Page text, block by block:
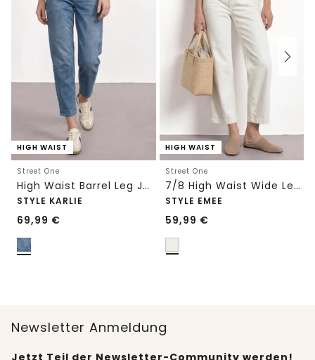
HIGH WAIST
Street One
High Waist Barrel Leg Jeans im Loose Fit
STYLE KARLIE
69,99 €
HIGH WAIST
Street One
7/8 High Waist Wide Leg Jeans im Loose Fit
STYLE EMEE
59,99 €
Newsletter Anmeldung